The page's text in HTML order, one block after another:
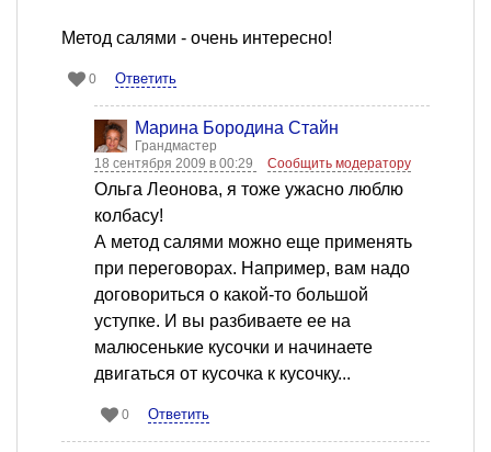
Метод салями - очень интересно!
0 Ответить
Марина Бородина Стайн
Грандмастер
18 сентября 2009 в 00:29
Сообщить модератору
Ольга Леонова, я тоже ужасно люблю
колбасу!
А метод салями можно еще применять
при переговорах. Например, вам надо
договориться о какой-то большой
уступке. И вы разбиваете ее на
малюсенькие кусочки и начинаете
двигаться от кусочка к кусочку...
0 Ответить